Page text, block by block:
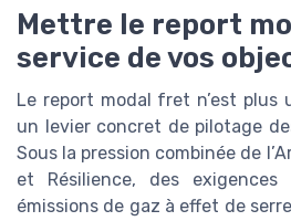
Mettre le report
service de vos
Le report modal fret n’est plus
un levier concret de pilotage
Sous la pression combinée de
et Résilience, des
émissions de gaz à effet de